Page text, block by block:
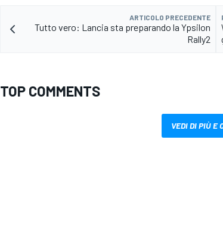
ARTICOLO PRECEDENTE
Tutto vero: Lancia sta preparando la Ypsilon
Rally2
TOP COMMENTS
VEDI DI PIÙ E